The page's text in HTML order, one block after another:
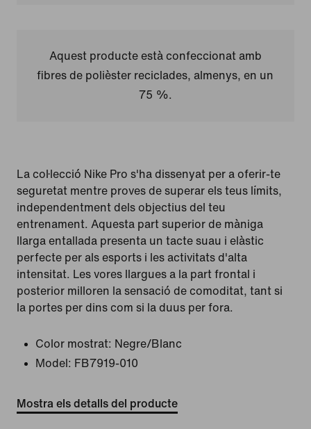
Aquest producte està confeccionat amb
fibres de polièster reciclades, almenys, en un
75 %.
La col·lecció Nike Pro s'ha dissenyat per a oferir-te
seguretat mentre proves de superar els teus límits,
independentment dels objectius del teu
entrenament. Aquesta part superior de màniga
llarga entallada presenta un tacte suau i elàstic
perfecte per als esports i les activitats d'alta
intensitat. Les vores llargues a la part frontal i
posterior milloren la sensació de comoditat, tant si
la portes per dins com si la duus per fora.
Color mostrat: Negre/Blanc
Model: FB7919-010
Mostra els detalls del producte